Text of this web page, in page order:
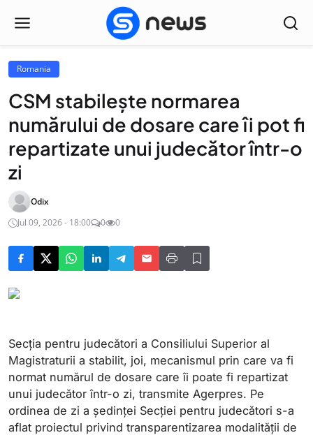
Romania
CSM stabileşte normarea
numărului de dosare care îi pot fi
repartizate unui judecător într-o
zi
Odix
Jul 09, 2026 - 18:00
0 0
Secţia pentru judecători a Consiliului Superior al
Magistraturii a stabilit, joi, mecanismul prin care va fi
normat numărul de dosare care îi poate fi repartizat
unui judecător într-o zi, transmite Agerpres. Pe
ordinea de zi a şedinţei Secţiei pentru judecători s-a
aflat proiectul privind transparentizarea modalităţii de